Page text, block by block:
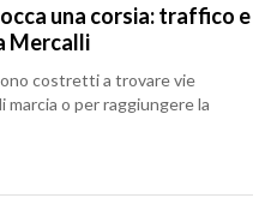
una corsia: traffico e
Mercalli
costretti a trovare vie
o per raggiungere la